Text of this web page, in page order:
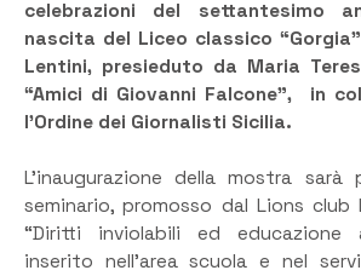
celebrazioni del settantesimo
nascita del Liceo classico
Lentini, presieduto da Maria
“Amici di Giovanni Falcone”, in
l’Ordine dei Giornalisti Sicilia.
L’inaugurazione della mostra
seminario, promosso dal Lions club
“Diritti inviolabili ed educazione
inserito nell’area scuola e nel